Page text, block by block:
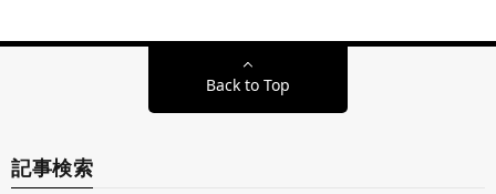
Back to Top
記事検索